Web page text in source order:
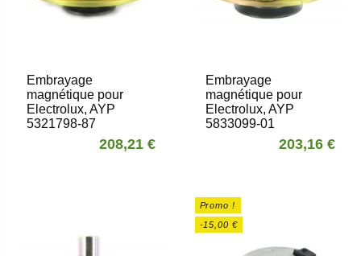
Embrayage
magnétique pour
Electrolux, AYP
5321798-87
208,21 €
Embrayage
magnétique pour
Electrolux, AYP
5833099-01
203,16 €
Promo !
-15,00 €